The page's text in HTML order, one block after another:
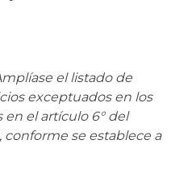
el listado de
exceptuados en los
el artículo 6° del
conforme se establece a